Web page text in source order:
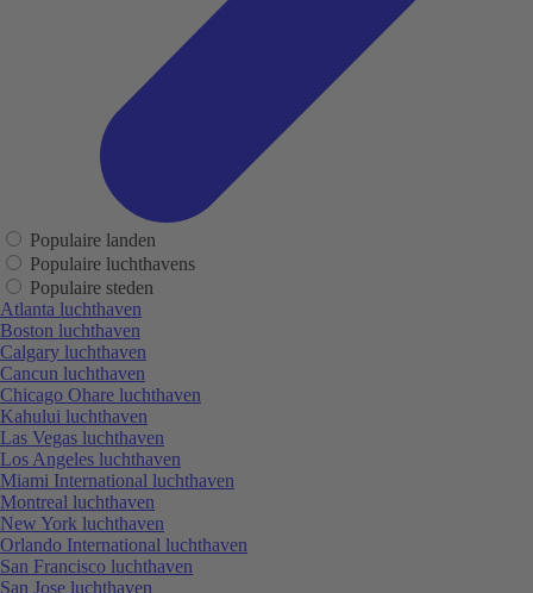
Populaire landen
Populaire luchthavens
Populaire steden
Atlanta luchthaven
Boston luchthaven
Calgary luchthaven
Cancun luchthaven
Chicago Ohare luchthaven
Kahului luchthaven
Las Vegas luchthaven
Los Angeles luchthaven
Miami International luchthaven
Montreal luchthaven
New York luchthaven
Orlando International luchthaven
San Francisco luchthaven
San Jose luchthaven